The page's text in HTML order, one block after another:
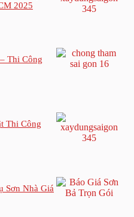
2025
Thi Công
Thi Công
Sơn Nhà Giá